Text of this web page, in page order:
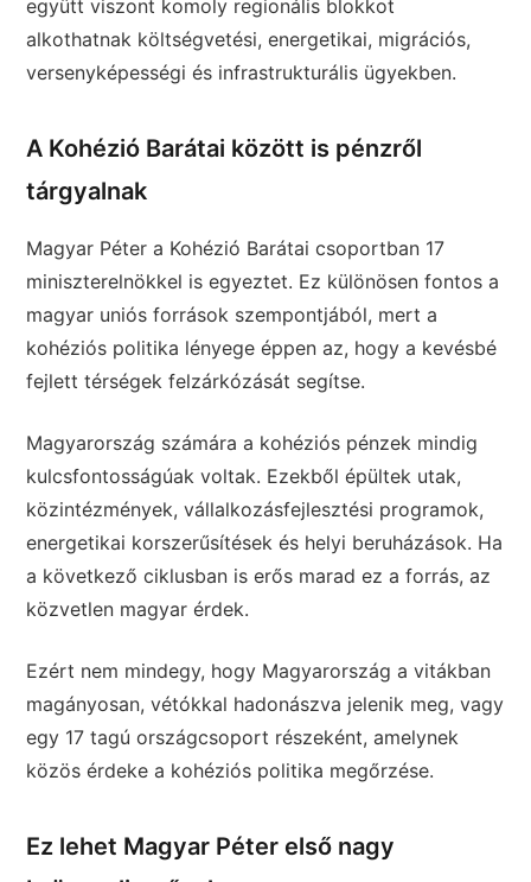
együtt viszont komoly regionális blokkot
alkothatnak költségvetési, energetikai, migrációs,
versenyképességi és infrastrukturális ügyekben.
A Kohézió Barátai között is pénzről
tárgyalnak
Magyar Péter a Kohézió Barátai csoportban 17
miniszterelnökkel is egyeztet. Ez különösen fontos a
magyar uniós források szempontjából, mert a
kohéziós politika lényege éppen az, hogy a kevésbé
fejlett térségek felzárkózását segítse.
Magyarország számára a kohéziós pénzek mindig
kulcsfontosságúak voltak. Ezekből épültek utak,
közintézmények, vállalkozásfejlesztési programok,
energetikai korszerűsítések és helyi beruházások. Ha
a következő ciklusban is erős marad ez a forrás, az
közvetlen magyar érdek.
Ezért nem mindegy, hogy Magyarország a vitákban
magányosan, vétókkal hadonászva jelenik meg, vagy
egy 17 tagú országcsoport részeként, amelynek
közös érdeke a kohéziós politika megőrzése.
Ez lehet Magyar Péter első nagy